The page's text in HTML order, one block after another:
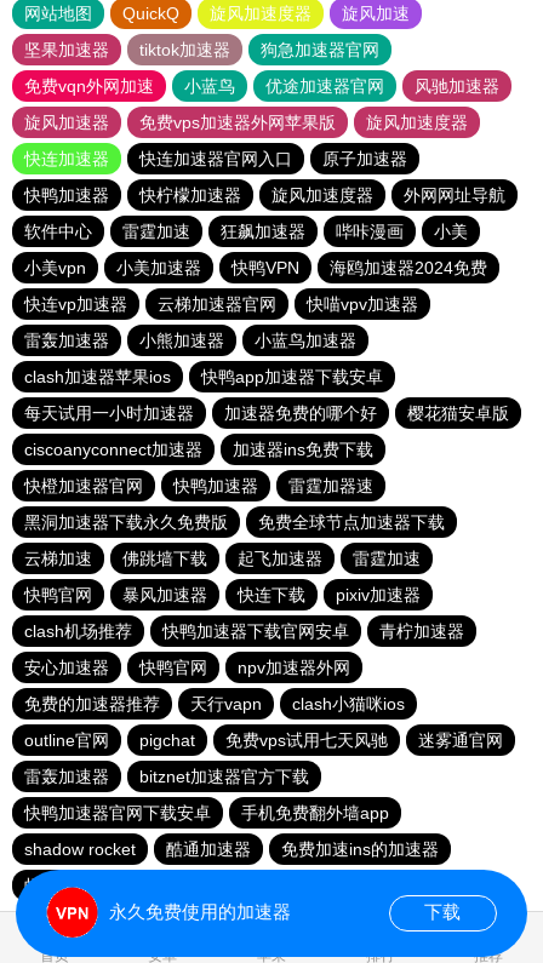
网站地图 QuickQ 旋风加速度器
旋风加速
坚果加速器
tiktok加速器
狗急加速器官网
免费vqn外网加速
小蓝鸟 优途加速器官网
风驰加速器
旋风加速器
免费vps加速器外网苹果版
旋风加速度器
快连加速器
快连加速器官网入口
原子加速器
快鸭加速器
快柠檬加速器 旋风加速度器
外网网址导航
软件中心
雷霆加速 狂飙加速器 哔咔漫画
小美
小美vpn
小美加速器 快鸭VPN
海鸥加速器2024免费
快连vp加速器
云梯加速器官网
快喵vpv加速器
雷轰加速器
小熊加速器
小蓝鸟加速器
clash加速器苹果ios
快鸭app加速器下载安卓
每天试用一小时加速器
加速器免费的哪个好
樱花猫安卓版
ciscoanyconnect加速器
加速器ins免费下载
快橙加速器官网
快鸭加速器
雷霆加器速
黑洞加速器下载永久免费版
免费全球节点加速器下载
云梯加速
佛跳墙下载 起飞加速器
雷霆加速
快鸭官网
暴风加速器 快连下载
pixiv加速器
clash机场推荐
快鸭加速器下载官网安卓
青柠加速器
安心加速器
快鸭官网
npv加速器外网
免费的加速器推荐
天行vapn
clash小猫咪ios
outline官网
pigchat 免费vps试用七天风驰
迷雾通官网
雷轰加速器
bitznet加速器官方下载
快鸭加速器官网下载安卓
手机免费翻外墙app
shadow rocket
酷通加速器
免费加速ins的加速器
蚂蚁加速npv下载官网ios
首页 安卓 苹果 排行 推荐
永久免费使用的加速器 下载
0.018230s